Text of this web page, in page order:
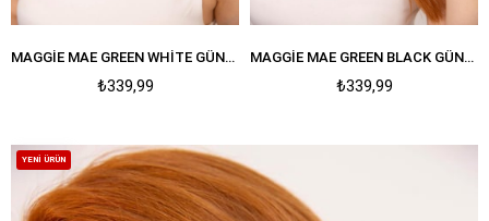
MAGGIE MAE GREEN WHITE GÜNEŞ GÖZLÜĞÜ
₺339,99
MAGGIE MAE GREEN BLACK GÜNEŞ GÖZLÜĞÜ
₺339,99
YENI ÜRÜN